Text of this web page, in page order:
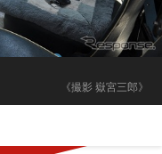
《撮影 嶽宮三郎》